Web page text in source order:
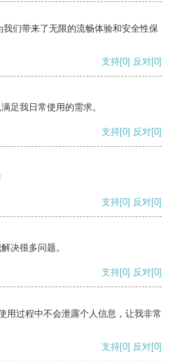
们带来了无限的流畅体验和安全性保
支持[0] 反对[0]
足我日常使用的需求。
支持[0] 反对[0]
支持[0] 反对[0]
决很多问题。
支持[0] 反对[0]
用过程中不会泄露个人信息，让我非常
支持[0] 反对[0]